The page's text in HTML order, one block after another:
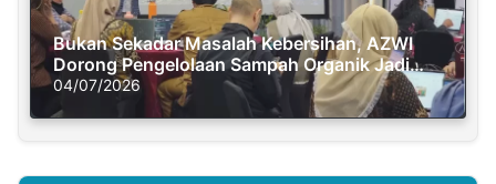
Bukan Sekadar Masalah Kebersihan, AZWI
Dorong Pengelolaan Sampah Organik Jadi
Solusi Krisis Iklim
04/07/2026